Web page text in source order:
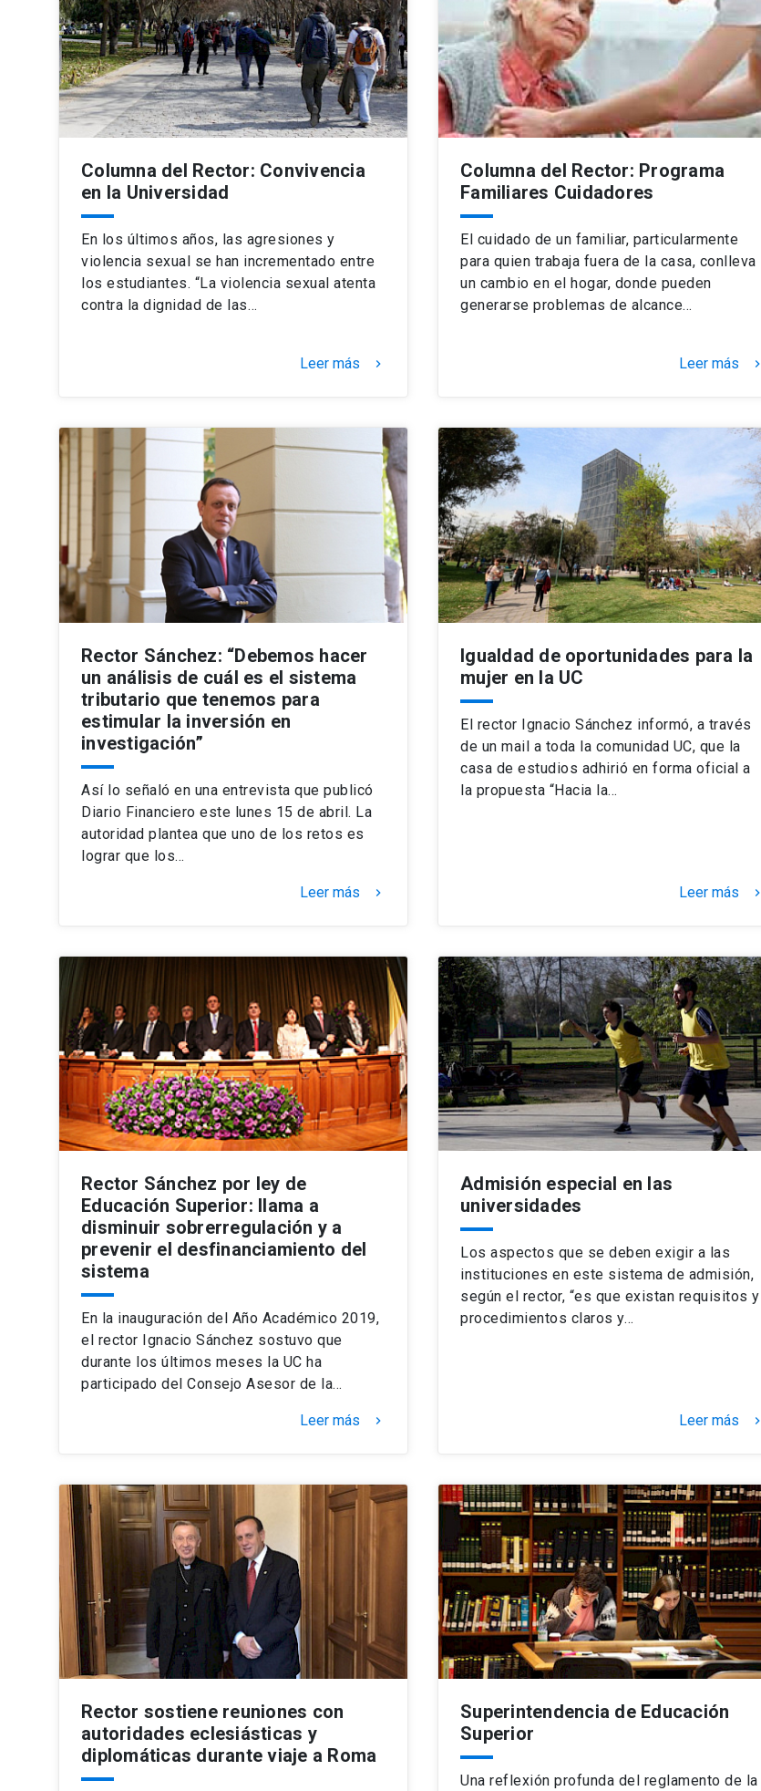
Columna del Rector: Convivencia
en la Universidad
En los últimos años, las agresiones y
violencia sexual se han incrementado entre
los estudiantes. “La violencia sexual atenta
contra la dignidad de las…
Leer más keyboard_arrow_right
Columna del Rector: Programa
Familiares Cuidadores
El cuidado de un familiar, particularmente
para quien trabaja fuera de la casa, conlleva
un cambio en el hogar, donde pueden
generarse problemas de alcance…
Leer más keyboard_arrow_right
Rector Sánchez: “Debemos hacer
un análisis de cuál es el sistema
tributario que tenemos para
estimular la inversión en
investigación”
Así lo señaló en una entrevista que publicó
Diario Financiero este lunes 15 de abril. La
autoridad plantea que uno de los retos es
lograr que los…
Leer más keyboard_arrow_right
Igualdad de oportunidades para la
mujer en la UC
El rector Ignacio Sánchez informó, a través
de un mail a toda la comunidad UC, que la
casa de estudios adhirió en forma oficial a
la propuesta “Hacia la…
Leer más keyboard_arrow_right
Rector Sánchez por ley de
Educación Superior: llama a
disminuir sobrerregulación y a
prevenir el desfinanciamiento del
sistema
En la inauguración del Año Académico 2019,
el rector Ignacio Sánchez sostuvo que
durante los últimos meses la UC ha
participado del Consejo Asesor de la…
Leer más keyboard_arrow_right
Admisión especial en las
universidades
Los aspectos que se deben exigir a las
instituciones en este sistema de admisión,
según el rector, “es que existan requisitos y
procedimientos claros y…
Leer más keyboard_arrow_right
Rector sostiene reuniones con
autoridades eclesiásticas y
diplomáticas durante viaje a Roma
Superintendencia de Educación
Superior
Una reflexión profunda del reglamento de la